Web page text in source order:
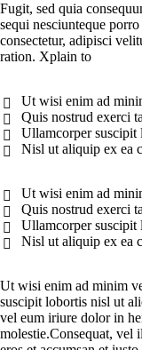
Fugit, sed quia
sequi nesciunteque
consectetur, adipisci
ration. Xplain to
Ut wisi enim ad
Quis nostrud exerci
Ullamcorper suscipit
Nisl ut aliquip ex ea
Ut wisi enim ad
Quis nostrud exerci
Ullamcorper suscipit
Nisl ut aliquip ex ea
Ut wisi enim ad minim
suscipit lobortis nisl ut
vel eum iriure dolor in
molestie.Сonsequat, vel